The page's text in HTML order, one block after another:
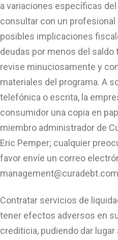
a variaciones específicas
consultar con un
posibles implicaciones
deudas por menos del
revise minuciosamente y
materiales del programa. A
telefónica o escrita, la
consumidor una copia en
miembro administrador de
Eric Pemper; cualquier
favor envíe un correo
management@curadebt.com
Contratar servicios de
tener efectos adversos en
crediticia, pudiendo dar